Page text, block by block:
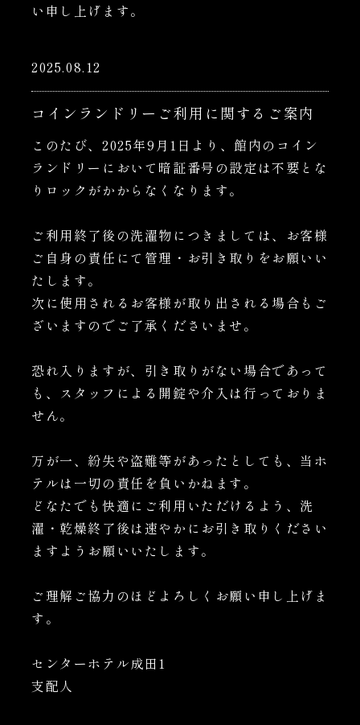
い申し上げます。
2025.08.12
コインランドリーご利用に関するご案内
このたび、2025年9月1日より、館内のコイン
ランドリーにおいて暗証番号の設定は不要とな
りロックがかからなくなります。
ご利用終了後の洗濯物につきましては、お客様
ご自身の責任にて管理・お引き取りをお願いい
たします。
次に使用されるお客様が取り出される場合もご
ざいますのでご了承くださいませ。
恐れ入りますが、引き取りがない場合であって
も、スタッフによる開錠や介入は行っておりま
せん。
万が一、紛失や盗難等があったとしても、当ホ
テルは一切の責任を負いかねます。
どなたでも快適にご利用いただけるよう、洗
濯・乾燥終了後は速やかにお引き取りください
ますようお願いいたします。
ご理解ご協力のほどよろしくお願い申し上げま
す。
センターホテル成田1
支配人